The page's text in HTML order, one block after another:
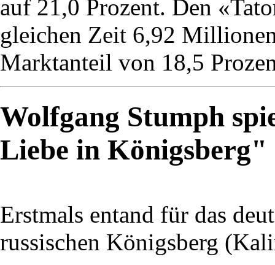
auf 21,0 Prozent. Den
gleichen Zeit 6,92
Marktanteil von 18,5
Wolfgang Stumph
Liebe in Königsberg"
Erstmals entand für das
russischen Königsberg